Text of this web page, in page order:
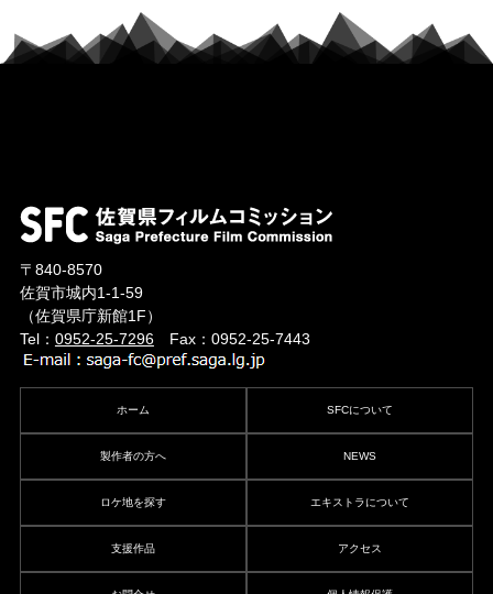
〒840-8570
佐賀市城内1-1-59
（佐賀県庁新館1F）
Tel： 0952-25-7296Fax：0952-25-7443
ホーム SFCについて
製作者の方へ NEWS
ロケ地を探す エキストラについて
支援作品 アクセス